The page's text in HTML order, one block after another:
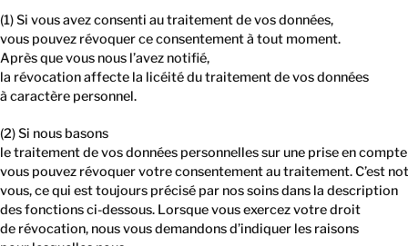
(1) Si vous avez consenti au traitement de vos données,
vous pouvez révoquer ce consentement à tout moment.
Après que vous nous l’avez notifié,
la révocation affecte la licéité du traitement de vos données
à caractère personnel.
(2) Si nous basons
le traitement de vos données personnelles sur une prise en
vous pouvez révoquer votre consentement au traitement. C’est
vous, ce qui est toujours précisé par nos soins dans la description
des fonctions ci-dessous. Lorsque vous exercez votre droit
de révocation, nous vous demandons d’indiquer les raisons